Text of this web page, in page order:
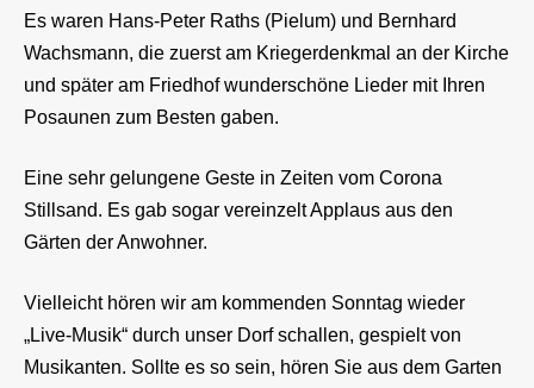
Es waren Hans-Peter Raths (Pielum) und Bernhard
Wachsmann, die zuerst am Kriegerdenkmal an der Kirche
und später am Friedhof wunderschöne Lieder mit Ihren
Posaunen zum Besten gaben.
Eine sehr gelungene Geste in Zeiten vom Corona
Stillsand. Es gab sogar vereinzelt Applaus aus den
Gärten der Anwohner.
Vielleicht hören wir am kommenden Sonntag wieder
„Live-Musik“ durch unser Dorf schallen, gespielt von
Musikanten. Sollte es so sein, hören Sie aus dem Garten